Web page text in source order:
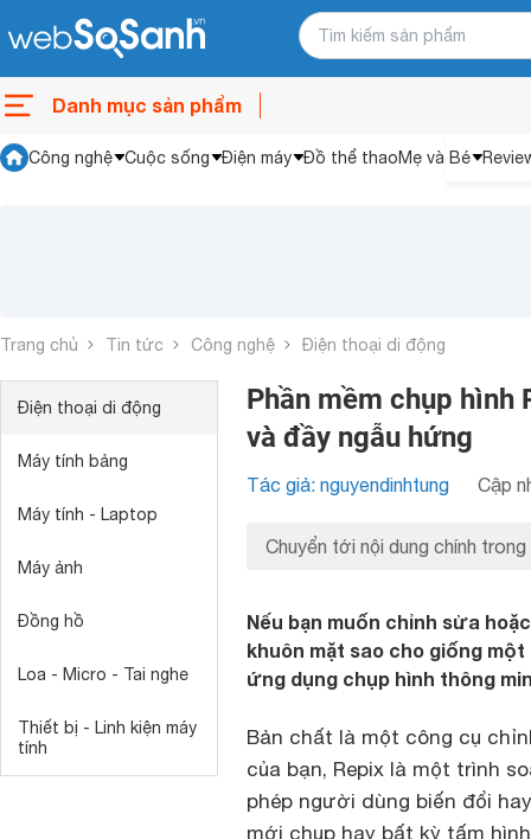
Danh mục sản phẩm
Công nghệ Cuộc sống Điện máy Đồ thể thaoMẹ và Bé
Trang chủ Tin tức Công nghệ Điện thoại di động
Điện thoại di động
Máy tính bảng
Máy tính - Laptop
Máy ảnh
Đồng hồ
Loa - Micro - Tai nghe
Thiết bị - Linh kiện máy
tính
Phần mềm chụp hình
và đầy ngẫu hứng
Tác giả: nguyendinhtung Cập
Chuyển tới nội dung chính trong
Nếu bạn muốn chỉnh sửa
khuôn mặt sao cho giống
ứng dụng chụp hình thông
Bản chất là một công cụ
của bạn, Repix là một trình
phép người dùng biến đổi
mới chụp hay bất kỳ tấm